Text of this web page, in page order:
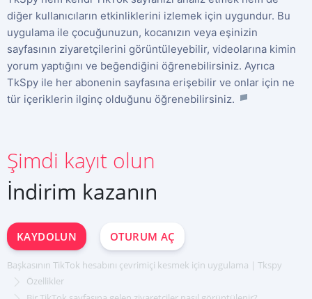
diğer kullanıcıların etkinliklerini izlemek için uygundur. Bu
uygulama ile çocuğunuzun, kocanızın veya eşinizin
sayfasının ziyaretçilerini görüntüleyebilir, videolarına kimin
yorum yaptığını ve beğendiğini öğrenebilirsiniz. Ayrıca
TkSpy ile her abonenin sayfasına erişebilir ve onlar için ne
tür içeriklerin ilginç olduğunu öğrenebilirsiniz.
Şimdi kayıt olun
İndirim kazanın
KAYDOLUN OTURUM AÇ
Başkasının TikTok hesabını çevrimiçi kesmek için uygulama | Tkspy
Özellikler
ŞIMDI KAYDOLUN
Español
中文
Français
日本
Portuguese (Brazil)
Хинди हिन्दी